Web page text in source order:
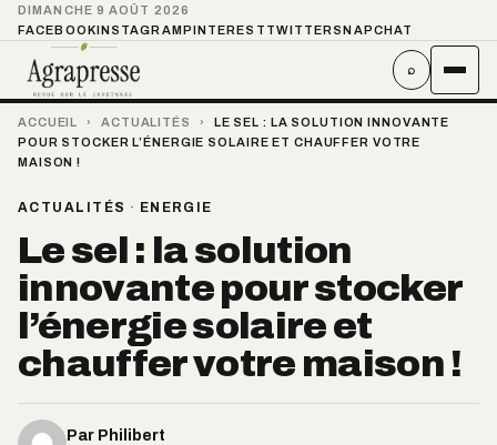
DIMANCHE 9 AOÛT 2026
FACEBOOKINSTAGRAMPINTEREST TWITTER SNAPCHAT
⌕
ACCUEIL › ACTUALITÉS ›
LE SEL : LA SOLUTION INNOVANTE
POUR STOCKER L’ÉNERGIE SOLAIRE ET CHAUFFER VOTRE
MAISON !
ACTUALITÉS · ENERGIE
Le sel : la solution
innovante pour stocker
l’énergie solaire et
chauffer votre maison !
Par Philibert